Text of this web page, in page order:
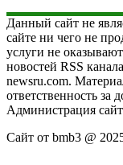
Данный сайт не
сайте ни чего не
услуги не
новостей RSS
newsru.com.
ответственность за
Администрация
Сайт от bmb3 @